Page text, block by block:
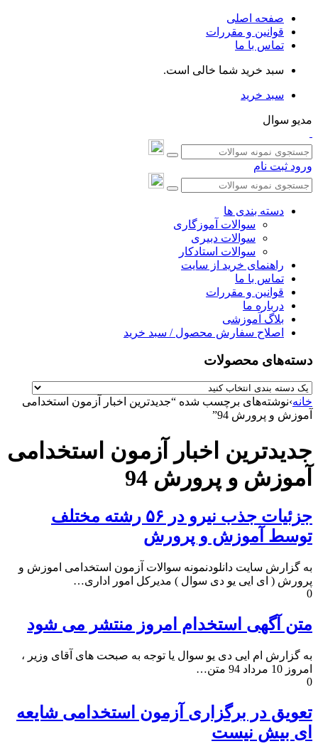
صفحه اصلی
قوانین و مقررات
تماس با ما
سبد خرید شما خالی است.
سبد خرید
مدیو سوال
ورود ثبت نام
دسته بندی ها
سوالات آموزگاری
سوالات دبیری
سوالات استادکار
راهنمای خرید از سایت
تماس با ما
قوانین و مقررات
درباره ما
بلاگ آموزشی
اصلاح سفارش محصول / سبد خرید
دسته‌های محصولات
خانه›نوشته‌های برچسب شده “جدیدترین اخبار آزمون استخدامی
آموزش و پرورش 94”
جدیدترین اخبار آزمون استخدامی
آموزش و پرورش 94
جزئیات جذب نیرو در ۵۶ رشته مختلف
توسط آموزش و پرورش
به گزارش سایت دانلودنمونه سوالات آزمون استخدامی اموزش و
پرورش ( ای ایی یو دی سوال ) مدیرکل امور اداری…
0
متن آگهی استخدام امروز منتشر می شود
به گزارش ام ایی دی یو سوال یا توجه به صبحت های آقای وزیر ،
امروز 10 مرداد 94 متن…
0
تعویق در برگزاری آزمون استخدامی شایعه
ای بیش نیست